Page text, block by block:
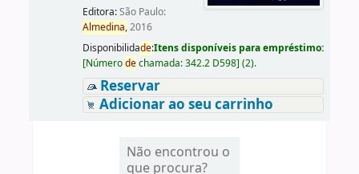
Editora:São Paulo:
Almedina,2016
Disponibilidade:Itens disponíveis para empréstimo:
[Númerodechamada:342.2 D598] (2).
Reservar
Adicionar ao seu carrinho
Não encontrou o
que procura?